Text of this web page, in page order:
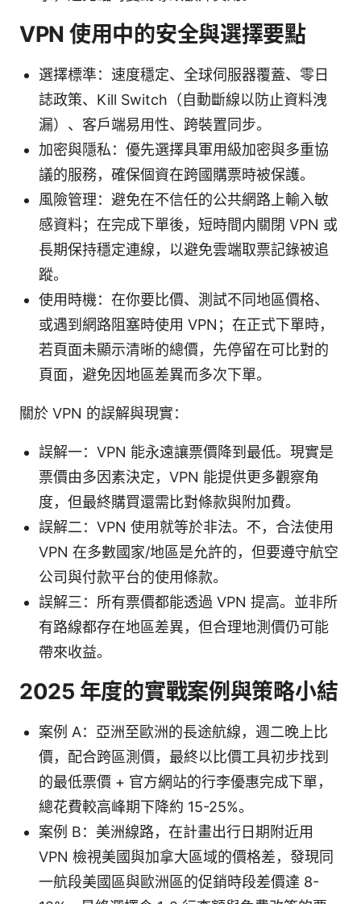
VPN 使用中的安全與選擇要點
選擇標準：速度穩定、全球伺服器覆蓋、零日
誌政策、Kill Switch（自動斷線以防止資料洩
漏）、客戶端易用性、跨裝置同步。
加密與隱私：優先選擇具軍用級加密與多重協
議的服務，確保個資在跨國購票時被保護。
風險管理：避免在不信任的公共網路上輸入敏
感資料；在完成下單後，短時間内關閉 VPN 或
長期保持穩定連線，以避免雲端取票記錄被追
蹤。
使用時機：在你要比價、測試不同地區價格、
或遇到網路阻塞時使用 VPN；在正式下單時，
若頁面未顯示清晰的總價，先停留在可比對的
頁面，避免因地區差異而多次下單。
關於 VPN 的誤解與現實：
誤解一：VPN 能永遠讓票價降到最低。現實是
票價由多因素決定，VPN 能提供更多觀察角
度，但最終購買還需比對條款與附加費。
誤解二：VPN 使用就等於非法。不，合法使用
VPN 在多數國家/地區是允許的，但要遵守航空
公司與付款平台的使用條款。
誤解三：所有票價都能透過 VPN 提高。並非所
有路線都存在地區差異，但合理地測價仍可能
帶來收益。
2025 年度的實戰案例與策略小結
案例 A：亞洲至歐洲的長途航線，週二晚上比
價，配合跨區測價，最終以比價工具初步找到
的最低票價 + 官方網站的行李優惠完成下單，
總花費較高峰期下降約 15-25%。
案例 B：美洲線路，在計畫出行日期附近用
VPN 檢視美國與加拿大區域的價格差，發現同
一航段美國區與歐洲區的促銷時段差價達 8-